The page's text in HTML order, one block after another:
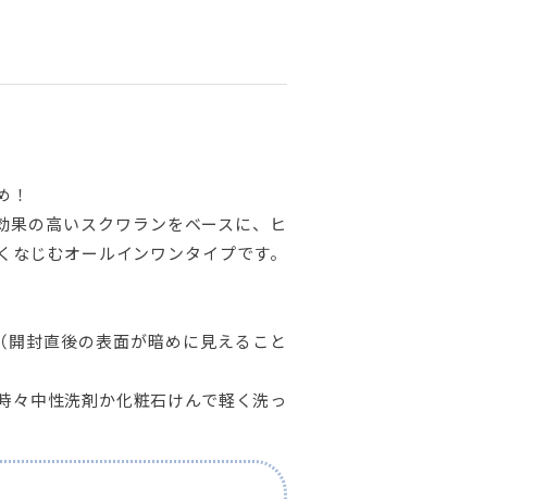
！
の高いスクワランをベースに、ヒ
じむオールインワンタイプです。
封直後の表面が暗めに見えること
々中性洗剤か化粧石けんで軽く洗っ